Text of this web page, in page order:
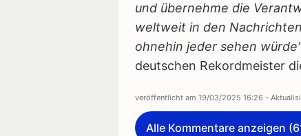
und übernehme die
weltweit in den
ohnehin jeder sehen
deutschen Rekordmeister
veröffentlicht am 19/03/2025 16:26 -
Alle Kommentare anzeigen